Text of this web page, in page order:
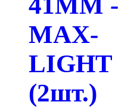
MAX-
LIGHT
(2шт.)